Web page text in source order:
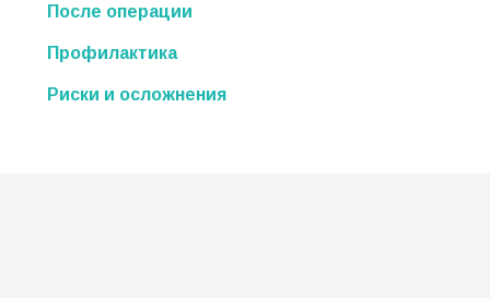
После операции
Профилактика
Риски и осложнения